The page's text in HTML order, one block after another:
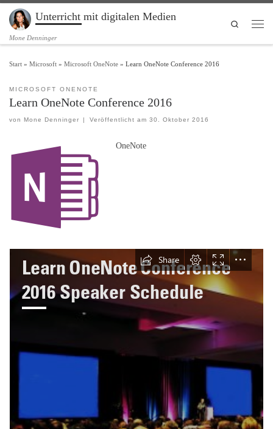
Zum Inhalt springen
Unterricht mit digitalen Medien
Mone Denninger
Search
Start » Microsoft » Microsoft OneNote » Learn OneNote Conference 2016
MICROSOFT ONENOTE
Learn OneNote Conference 2016
von Mone Denninger | Veröffentlicht am 30. Oktober 2016
OneNote